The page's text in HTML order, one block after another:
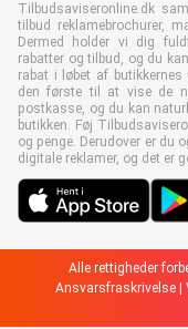
Tilbudsaviseronline.dk
tilbud reklamebrochurer,
Dermed holder vi dig
rabatter og tilbud, og du
rabat i løbet af
den første til at vise de
postkasse, og du kan
butikken. Føj
og penge. Derudover er du
digitale reklamer, og det er
Alle rettigheder
Ansvarsfraskrivelse